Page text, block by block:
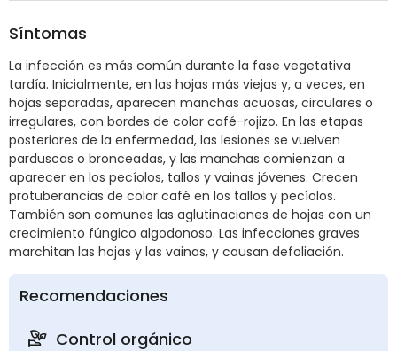
Síntomas
La infección es más común durante la fase vegetativa
tardía. Inicialmente, en las hojas más viejas y, a veces, en
hojas separadas, aparecen manchas acuosas, circulares o
irregulares, con bordes de color café-rojizo. En las etapas
posteriores de la enfermedad, las lesiones se vuelven
parduscas o bronceadas, y las manchas comienzan a
aparecer en los pecíolos, tallos y vainas jóvenes. Crecen
protuberancias de color café en los tallos y pecíolos.
También son comunes las aglutinaciones de hojas con un
crecimiento fúngico algodonoso. Las infecciones graves
marchitan las hojas y las vainas, y causan defoliación.
Recomendaciones
Control orgánico